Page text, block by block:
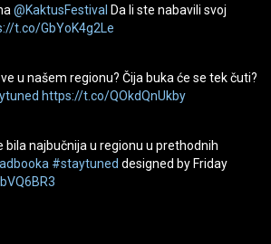
@KaktusFestival Da li ste nabavili svoj
t.co/GbYoK4g2Le
u našem regionu? Čija buka će se tek čuti?
https://t.co/QOkdQnUkby
bila najbučnija u regionu u prethodnih
#staytuned designed by Friday